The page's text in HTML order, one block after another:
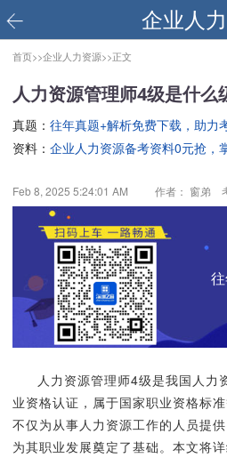
企业人
首页>>企业人力资源>>正文
人力资源管理师4级是什么
真题： 往年真题+解析免费下载，助力
资料： 企业人力资源备考资料0元抢，
Feb 8, 2025 5:24:01 AM 作者： 窗弟
人力资源管理师4级是我国人力
业资格认证，属于国家职业资格标
不仅为从事人力资源工作的人员提
为其职业发展奠定了基础。本文将